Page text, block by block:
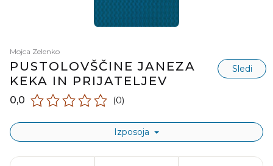
Mojca Zelenko
PUSTOLOVŠČINE JANEZA
KEKA IN PRIJATELJEV
Sledi
0,0 (0)
Izposoja